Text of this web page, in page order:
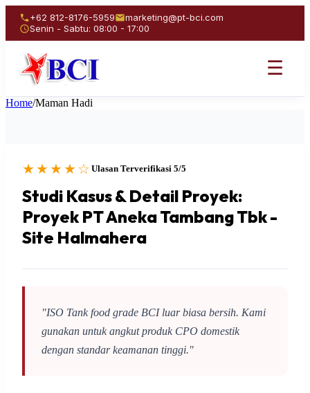
+62 812-8176-5959
marketing@pt-bci.com
Senin - Sabtu: 08:00 - 17:00
☰
Home/Maman Hadi
★★★★☆ Ulasan Terverifikasi 5/5
Studi Kasus & Detail Proyek:
Proyek PT Aneka Tambang Tbk -
Site Halmahera
"ISO Tank food grade BCI luar biasa bersih. Kami
gunakan untuk angkut produk CPO domestik
dengan standar keamanan tinggi."